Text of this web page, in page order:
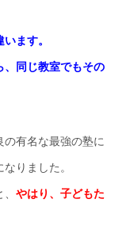
ます。
、同じ教室でもその
有名な最強の塾に
りました。
やはり、子どもた